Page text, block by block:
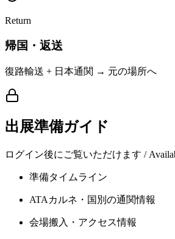
Return
帰国・返送
復路輸送 + 日本通関 → 元の場所へ
出展準備ガイド
ログイン後にご覧いただけます /
準備タイムライン
ATAカルネ・国別の通関情報
会場搬入・アクセス情報